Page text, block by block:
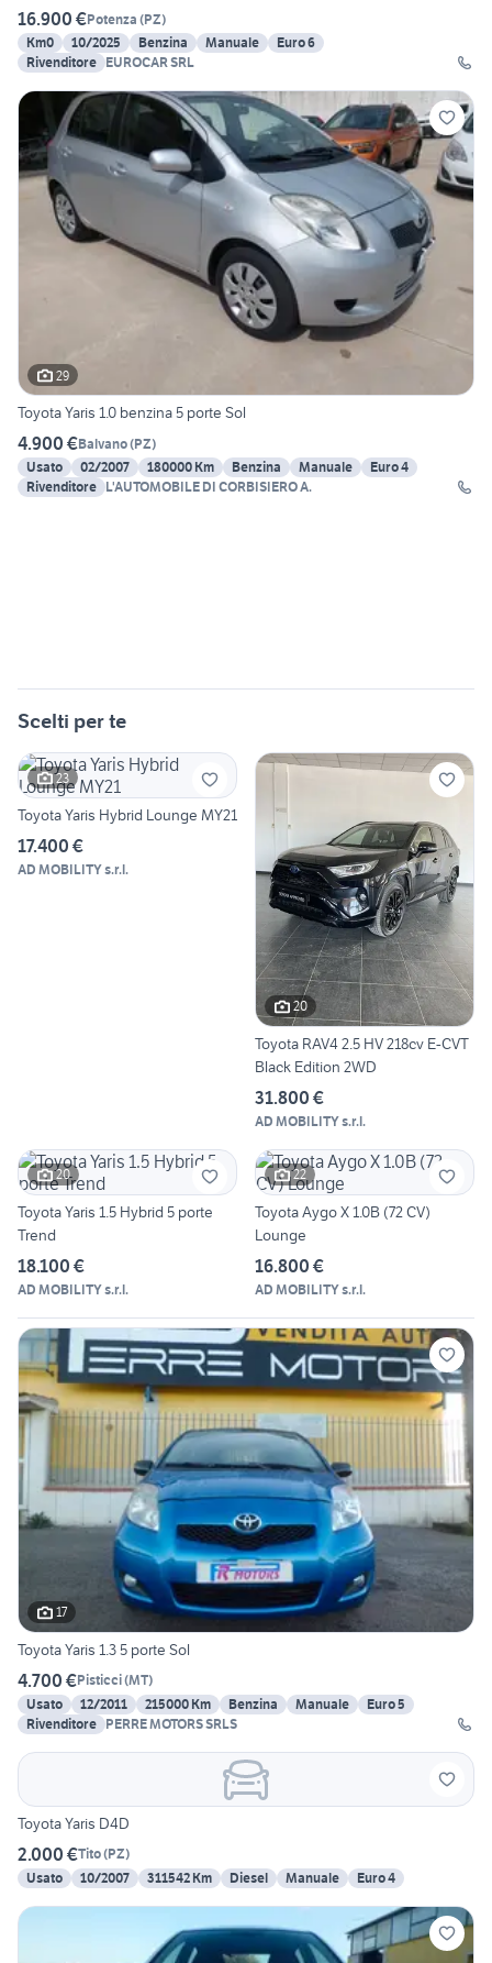
16.900 €Potenza (PZ)
Km0
10/2025 Benzina Manuale
Euro 6
Rivenditore EUROCAR SRL
29
Toyota Yaris 1.0 benzina 5 porte Sol
4.900 €Balvano(PZ)
Usato
02/2007 180000 Km Benzina Manuale
Euro 4
Rivenditore L'AUTOMOBILE DI CORBISIERO A.
Scelti per te
23
Toyota Yaris Hybrid Lounge MY21
17.400 €
AD MOBILITY s.r.l.
20
Toyota RAV4 2.5 HV 218cv E-CVT
Black Edition 2WD
31.800 €
AD MOBILITY s.r.l.
20
Toyota Yaris 1.5 Hybrid 5 porte
Trend
18.100 €
AD MOBILITY s.r.l.
22
Toyota Aygo X 1.0B (72 CV)
Lounge
16.800 €
AD MOBILITY s.r.l.
17
Toyota Yaris 1.3 5 porte Sol
4.700 €Pisticci(MT)
Usato
12/2011 215000 Km Benzina Manuale
Euro 5
Rivenditore PERRE MOTORS SRLS
Toyota Yaris D4D
2.000 €Tito(PZ)
Usato
10/2007 311542 Km Diesel Manuale Euro 4